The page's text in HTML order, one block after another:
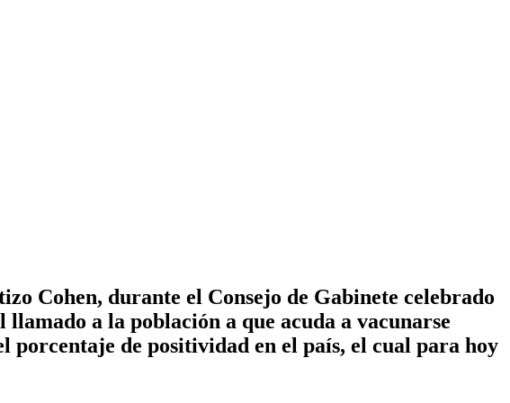
Cohen, durante el Consejo de Gabinete celebrado
a la población a que acuda a vacunarse
porcentaje de positividad en el país, el cual para hoy